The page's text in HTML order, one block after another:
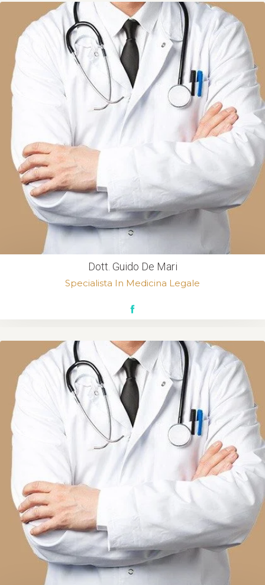
Dott. Guido De Mari
Specialista In Medicina Legale